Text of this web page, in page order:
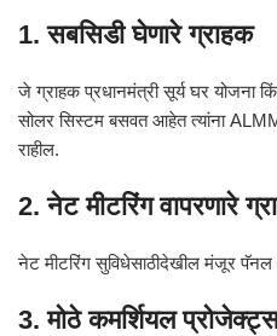
1. सबसिडी घेणारे ग्राहक
जे ग्राहक प्रधानमंत्री सूर्य घर योजना
सोलर सिस्टम बसवत आहेत त्यांना
राहील.
2. नेट मीटरिंग वापरणारे
नेट मीटरिंग सुविधेसाठीदेखील मंजूर
3. मोठे कमर्शियल